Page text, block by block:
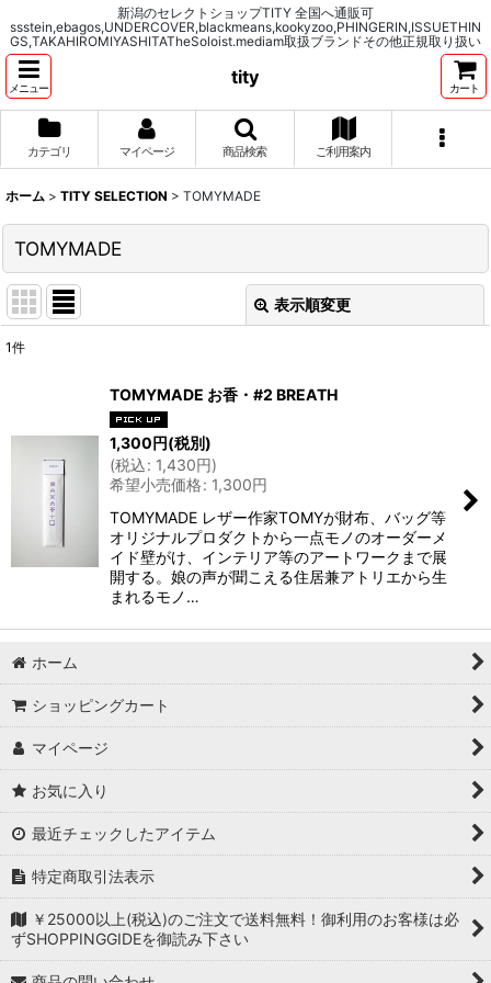
新潟のセレクトショップTITY 全国へ通販可
ssstein,ebagos,UNDERCOVER,blackmeans,kookyzoo,PHINGERIN,ISSUETHIN
GS,TAKAHIROMIYASHITATheSoloist.mediam取扱ブランドその他正規取り扱い
メニュー
tity
カート
カテゴリ マイページ 商品検索 ご利用案内
ホーム > TITY SELECTION > TOMYMADE
TOMYMADE
表示順変更
絞り込む
1件
TOMYMADE お香・#2 BREATH
1,300円(税別)
(税込: 1,430円)
希望小売価格: 1,300円
TOMYMADE レザー作家TOMYが財布、バッグ等
オリジナルプロダクトから一点モノのオーダーメ
イド壁がけ、インテリア等のアートワークまで展
開する。娘の声が聞こえる住居兼アトリエから生
まれるモノ…
ホーム
ショッピングカート
マイページ
お気に入り
最近チェックしたアイテム
特定商取引法表示
￥25000以上(税込)のご注文で送料無料！御利用のお客様は必
ずSHOPPINGGIDEを御読み下さい